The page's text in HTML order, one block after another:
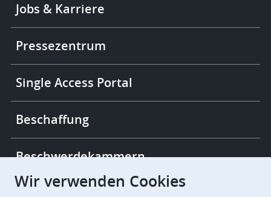
More
links
Jobs & Karriere
Pressezentrum
Single Access Portal
Beschaffung
Beschwerdekammern
Wir verwenden Cookies